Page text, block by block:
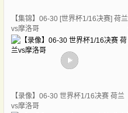
【集锦】06-30 [世界杯1/16决赛] 荷兰
vs摩洛哥
【录像】06-30 世界杯1/16决赛 荷兰
vs摩洛哥